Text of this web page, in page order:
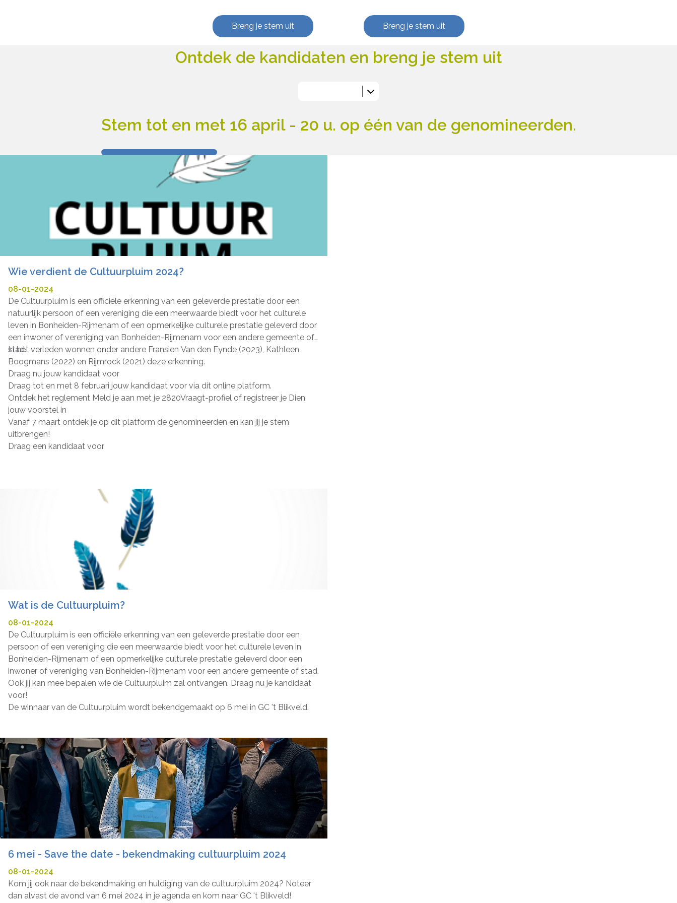
Breng je stem uit Breng je stem uit
Ontdek de kandidaten en breng je stem uit
Stem tot en met 16 april - 20 u. op één van de genomineerden.
Wie verdient de Cultuurpluim 2024?
08-01-2024
De Cultuurpluim is een officiële erkenning van een geleverde prestatie door een
natuurlijk persoon of een vereniging die een meerwaarde biedt voor het culturele
leven in Bonheiden-Rijmenam of een opmerkelijke culturele prestatie geleverd door
een inwoner of vereniging van Bonheiden-Rijmenam voor een andere gemeente of
stad.
In het verleden wonnen onder andere Fransien Van den Eynde (2023), Kathleen
Boogmans (2022) en Rijmrock (2021) deze erkenning.
Draag nu jouw kandidaat voor
Draag tot en met 8 februari jouw kandidaat voor via dit online platform.
Ontdek het reglement Meld je aan met je 2820Vraagt-profiel of registreer je Dien
jouw voorstel in
Vanaf 7 maart ontdek je op dit platform de genomineerden en kan jij je stem
uitbrengen!
Draag een kandidaat voor
Wat is de Cultuurpluim?
08-01-2024
De Cultuurpluim is een officiële erkenning van een geleverde prestatie door een
persoon of een vereniging die een meerwaarde biedt voor het culturele leven in
Bonheiden-Rijmenam of een opmerkelijke culturele prestatie geleverd door een
inwoner of vereniging van Bonheiden-Rijmenam voor een andere gemeente of stad.
Ook jij kan mee bepalen wie de Cultuurpluim zal ontvangen. Draag nu je kandidaat
voor!
De winnaar van de Cultuurpluim wordt bekendgemaakt op 6 mei in GC 't Blikveld.
6 mei - Save the date - bekendmaking cultuurpluim 2024
08-01-2024
Kom jij ook naar de bekendmaking en huldiging van de cultuurpluim 2024? Noteer
dan alvast de avond van 6 mei 2024 in je agenda en kom naar GC 't Blikveld!